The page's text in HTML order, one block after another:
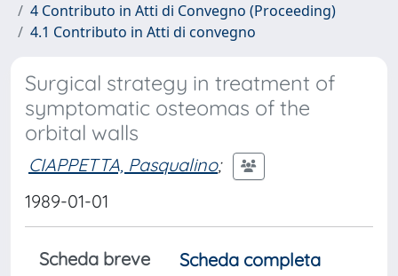
4 Contributo in Atti di Convegno (Proceeding)
4.1 Contributo in Atti di convegno
Surgical strategy in treatment of
symptomatic osteomas of the
orbital walls
CIAPPETTA, Pasqualino;
1989-01-01
Scheda breve
Scheda completa